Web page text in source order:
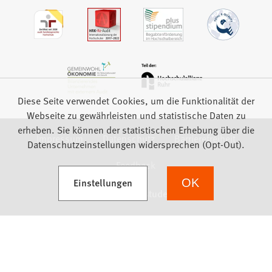
Impressum Datenschutz
Barrierefreiheit
Feedback
Diese Seite verwendet Cookies, um die Funktionalität der
Webseite zu gewährleisten und statistische Daten zu
erheben. Sie können der statistischen Erhebung über die
Datenschutzeinstellungen widersprechen (Opt-Out).
Einstellungen
(Öffnet in einem neuen Tab) OK